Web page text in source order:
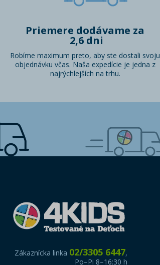
Priemere dodávame za
2,6 dni
Robíme maximum preto, aby ste dostali svoju
objednávku včas. Naša expedície je jedna z
najrýchlejších na trhu.
Zákaznícka linka 02/3305 6447,
Po–Pi 8–16:30 h